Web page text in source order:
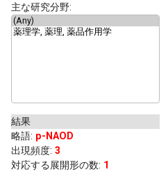
主な研究分野:
結果
略語: p-NAOD
出現頻度: 3
対応する展開形の数: 1